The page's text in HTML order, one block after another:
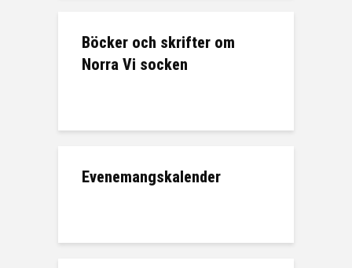
Böcker och skrifter om
Norra Vi socken
Evenemangskalender